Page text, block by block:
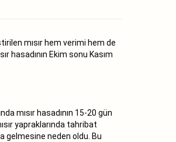
mısır hem verimi hem de
hasadının Ekim sonu Kasım
mısır hasadının 15-20 gün
yapraklarında tahribat
gelmesine neden oldu. Bu